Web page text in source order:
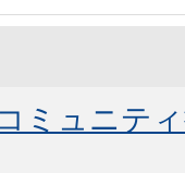
ミュニテ